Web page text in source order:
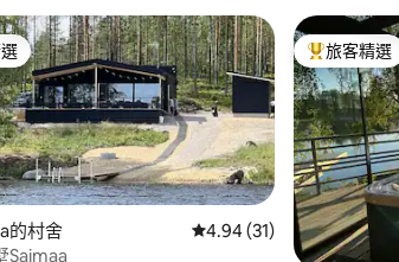
的村舍 從 31 則評價中獲得 4.94
4.94 (31)
Saimaa
旅客精選榜
旅客精選